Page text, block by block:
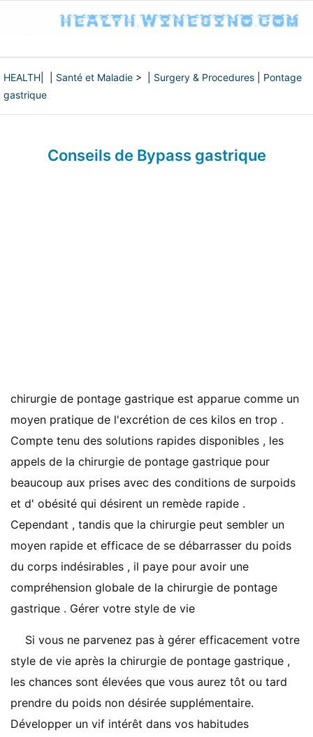
HEALTH Santé et Maladie > | Surgery & Procedures
Pontage
gastrique
Conseils de Bypass gastrique
chirurgie de pontage gastrique est apparue comme un
moyen pratique de l'excrétion de ces kilos en trop .
Compte tenu des solutions rapides disponibles , les
appels de la chirurgie de pontage gastrique pour
beaucoup aux prises avec des conditions de surpoids
et d' obésité qui désirent un remède rapide .
Cependant , tandis que la chirurgie peut sembler un
moyen rapide et efficace de se débarrasser du poids
du corps indésirables , il paye pour avoir une
compréhension globale de la chirurgie de pontage
gastrique . Gérer votre style de vie
Si vous ne parvenez pas à gérer efficacement votre
style de vie après la chirurgie de pontage gastrique ,
les chances sont élevées que vous aurez tôt ou tard
prendre du poids non désirée supplémentaire.
Développer un vif intérêt dans vos habitudes